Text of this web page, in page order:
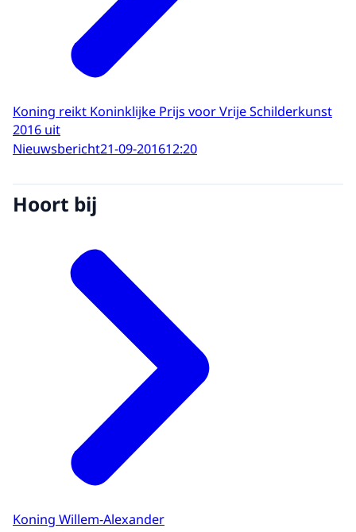
Koning reikt Koninklijke Prijs voor Vrije Schilderkunst
2016 uit
Nieuwsbericht21-09-201612:20
Hoort bij
Koning Willem-Alexander